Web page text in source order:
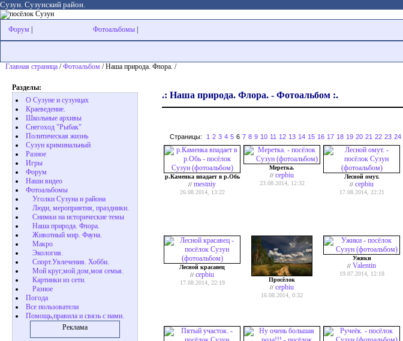
Сузун. Сузунский район.
Форум Фотоальбомы
Главная страница /Фотоальбом / Наша природа. Флора. /
Разделы:
О Сузуне и сузунцах
Краеведение.
Школьные архивы
Снегоход "Рыбак"
Политическая жизнь
Сузун криминальный
Разное
Игры
Форум
Наши видео
Фотоальбомы
Уголки Сузуна и района
Люди, мероприятия, праздники.
Снимки на исторические темы
Наша природа. Флора.
Животный мир. Фауна.
Макро
Экология.
Cпорт.Увлечения. Хобби.
Мой круг,мой дом,моя семья.
Картинки из сети.
Разное
Погода
Все пользователи
Помощь,правила и связь с нами.
Реклама
.: Наша природа. Флора. - Фотоальбом :.
Страницы: 1 2 3 4 5 6 7 8 9 10 11 12 13 14 15 16 17 18 19 20 21 22 23 24
р.Каменка впадает в р.Обь
// mestniy
26.08.2014, 13:22
Меретка.
// cepbiu
23.08.2014, 12:32
Лесной омут.
// cepbiu
17.08.2014, 22:21
Лесной красавец
// cepbiu
17.08.2014, 22:19
Просёлок
// cepbiu
16.08.2014, 0:32
Ужики
// Valentin
19.07.2014, 12:18